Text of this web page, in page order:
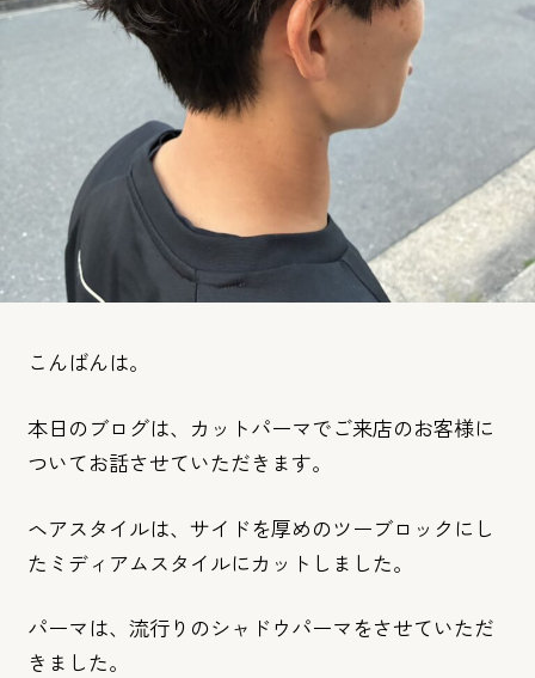
こんばんは。
本日のブログは、カットパーマでご来店のお客様に
ついてお話させていただきます。
ヘアスタイルは、サイドを厚めのツーブロックにし
たミディアムスタイルにカットしました。
パーマは、流行りのシャドウパーマをさせていただ
きました。